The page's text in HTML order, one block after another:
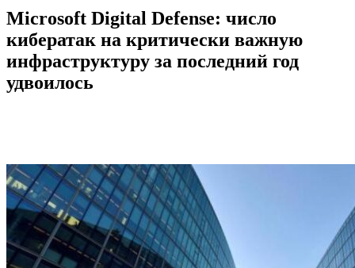
Microsoft Digital Defense: число
кибератак на критически важную
инфраструктуру за последний год
удвоилось